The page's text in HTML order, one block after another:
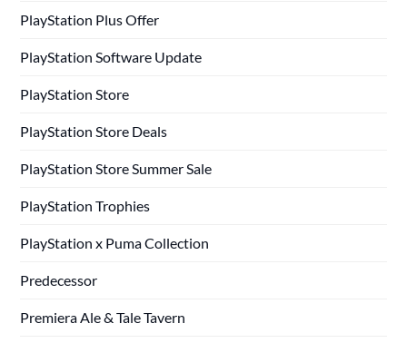
PlayStation Plus Offer
PlayStation Software Update
PlayStation Store
PlayStation Store Deals
PlayStation Store Summer Sale
PlayStation Trophies
PlayStation x Puma Collection
Predecessor
Premiera Ale & Tale Tavern